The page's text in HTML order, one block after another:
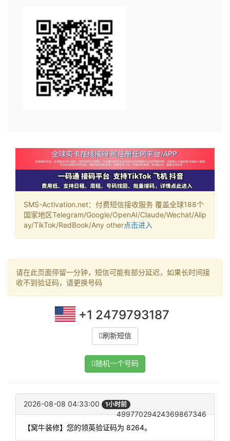
SMS-Activation.net：付费短信接收服务 覆盖全球188个
国家地区Telegram/Google/OpenAI/Claude/Wechat/Alip
ay/TikTok/RedBook/Any other点击进入
请在此页面停留一分钟，短信可能有部分延迟，如果长时间接
收不到验证码，请更换号码
+1 2479793187
刷新短信
随机一个号码
2026-08-08 04:33:00 1小时前
49977029424369867346
【窝牛装修】您的领英验证码为 8264。